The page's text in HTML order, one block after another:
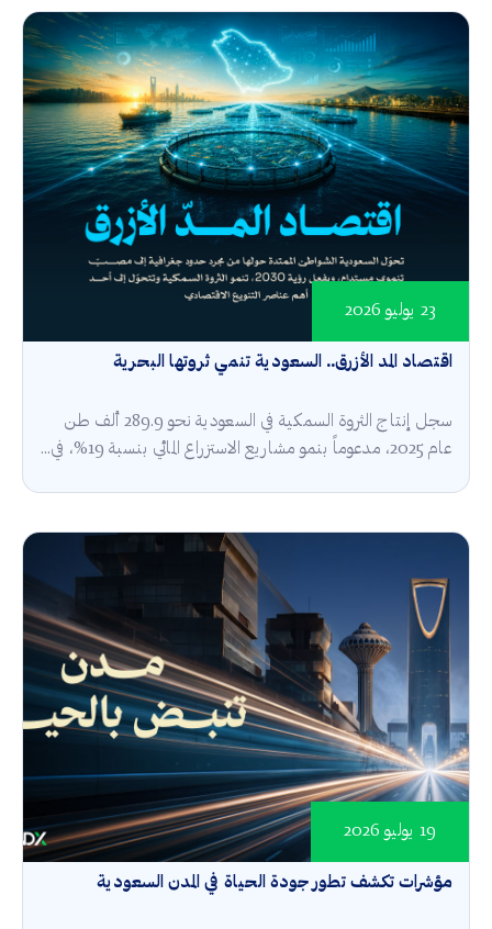
اقتصاد المد الأزرق.. السعودية تنمي ثروتها البحرية
23 يوليو 2026
سجل إنتاج الثروة السمكية في السعودية نحو 289.9 ألف طن
عام 2025، مدعوماً بنمو مشاريع الاستزراع المائي بنسبة 19%، في...
مؤشرات تكشف تطور جودة الحياة في المدن السعودية
19 يوليو 2026